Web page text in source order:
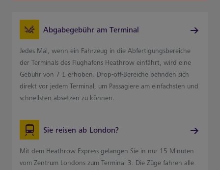
Abgabegebühr am Terminal
Jedes Mal, wenn ein Fahrzeug in die Abfertigungsbereiche
der Terminals des Flughafens Heathrow einfährt, wird eine
Gebühr von 7 £ erhoben. Drop-off-Bereiche befinden sich
direkt vor jedem Terminal, um Passagiere am einfachsten und
schnellsten absetzen zu können.
Sie reisen ab London?
Mit dem Heathrow Express gelangen Sie in nur 15 Minuten
vom Zentrum Londons zum Terminal 3. Die Züge fahren alle